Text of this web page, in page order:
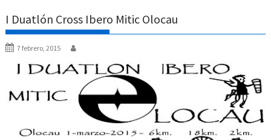
I Duatlón Cross Ibero Mitic Olocau
7 febrero, 2015